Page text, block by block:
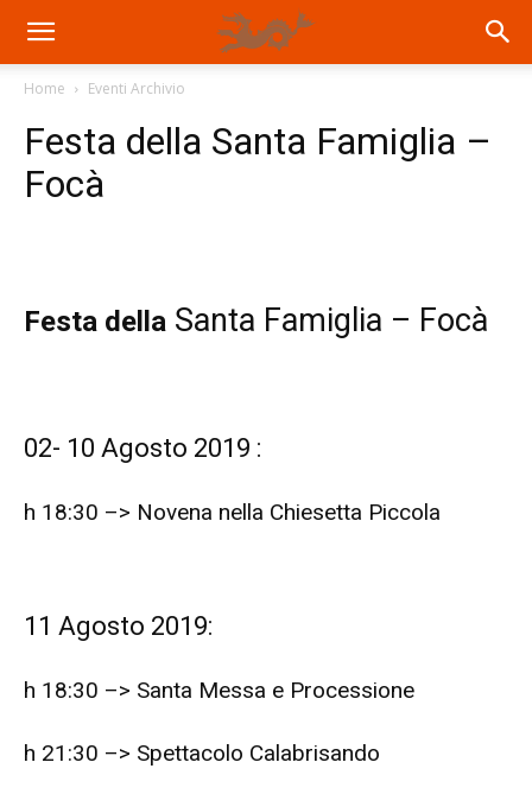
Home Eventi Archivio
Festa della Santa Famiglia –
Focà
Festa della Santa Famiglia – Focà
02- 10 Agosto 2019 :
h 18:30 –> Novena nella Chiesetta Piccola
11 Agosto 2019:
h 18:30 –> Santa Messa e Processione
h 21:30 –> Spettacolo Calabrisando